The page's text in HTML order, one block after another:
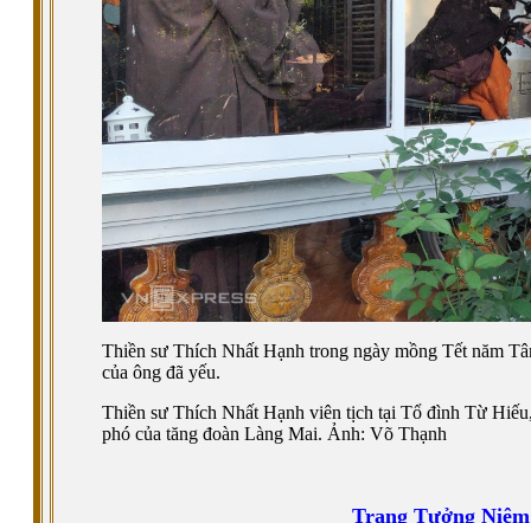
Thiền sư Thích Nhất Hạnh trong ngày mồng Tết năm
của ông đã yếu.
Thiền sư Thích Nhất Hạnh viên tịch tại Tổ đình Từ
phó của tăng đoàn Làng Mai. Ảnh: Võ Thạnh
Trang Tưởng